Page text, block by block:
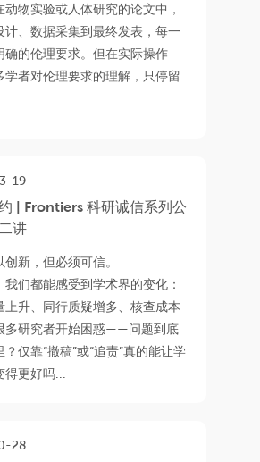
动物实验或人体研究的论文中，
计、数据采集到最终发表，每一
确的伦理要求。但在实际操作
学者对伦理要求的理解，只停留
19
| Frontiers 科研诚信系列公
讲
创新，但必须可信。
我们都能感受到学术界的变化：
上升、同行质疑增多、核查成本
多研究者开始困惑——问题到底
？仅靠“撤稿”或“追责”真的能让学
更好吗...
28